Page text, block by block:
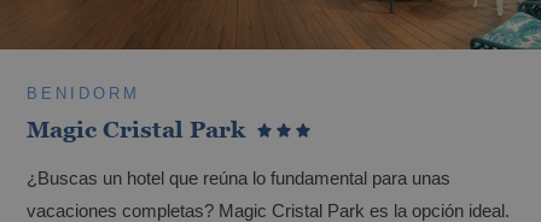
BENIDORM
Magic Cristal Park
¿Buscas un hotel que reúna lo fundamental para unas
vacaciones completas? Magic Cristal Park es la opción ideal.